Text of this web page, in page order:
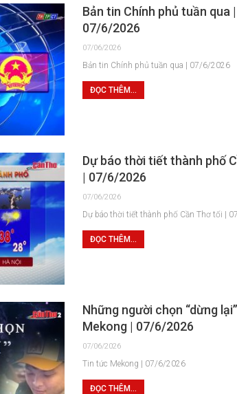
Bản tin Chính phủ tuần qua |
07/6/2026
07/06/2026
Bản tin Chính phủ tuần qua | 07/6/2026
ĐỌC THÊM...
Dự báo thời tiết thành phố
| 07/6/2026
07/06/2026
Dự báo thời tiết thành phố Cần Thơ tối |
ĐỌC THÊM...
Những người chọn “dừng
Mekong | 07/6/2026
07/06/2026
Tin tức Mekong | 07/6/2026
ĐỌC THÊM...